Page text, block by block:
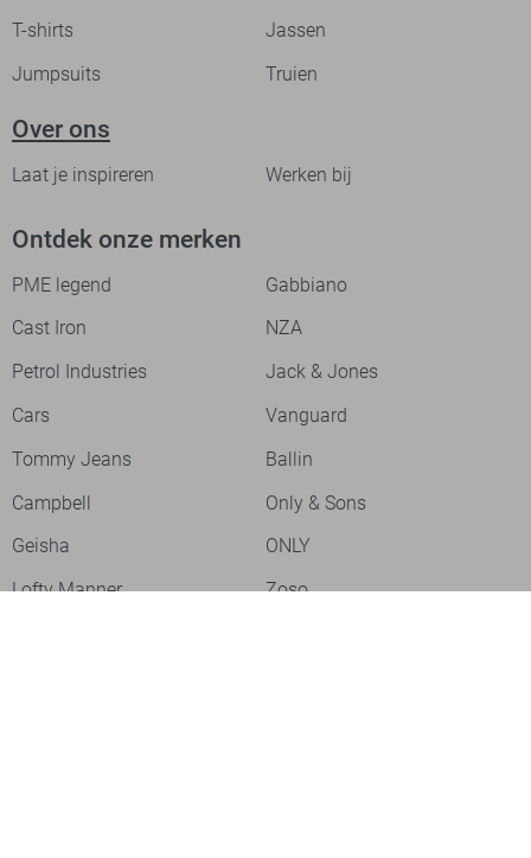
T-shirts
Jassen
Jumpsuits
Truien
Over ons
Laat je inspireren Werken bij
Ontdek onze merken
PME legend
Gabbiano
Cast Iron
NZA
Petrol Industries
Jack & Jones
Cars
Vanguard
Tommy Jeans
Ballin
Campbell
Only & Sons
Geisha
ONLY
Lofty Manner
Zoso